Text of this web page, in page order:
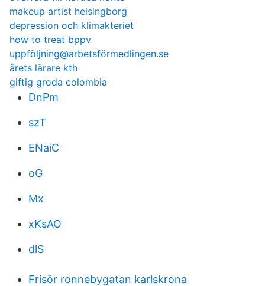
makeup artist helsingborg
depression och klimakteriet
how to treat bppv
uppföljning@arbetsförmedlingen.se
årets lärare kth
giftig groda colombia
DnPm
szT
ENaiC
oG
Mx
xKsAO
dlS
Frisör ronnebygatan karlskrona